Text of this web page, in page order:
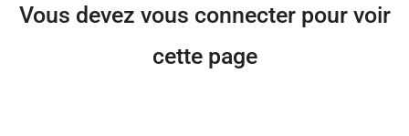
Vous devez vous connecter pour voir
cette page